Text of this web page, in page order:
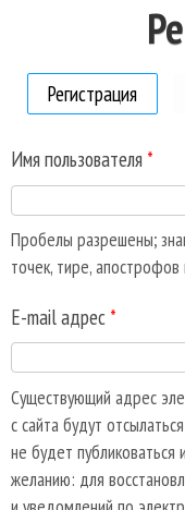
Регистрация
Имя пользователя *
Пробелы разрешены;
точек, тире,
E-mail адрес *
Существующий адрес
с сайта будут
не будет
желанию: для